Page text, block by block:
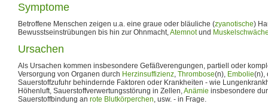
Symptome
Betroffene Menschen zeigen u.a. eine graue oder bläuliche (zyanotische)
Bewusstseinstrübungen bis hin zur Ohnmacht,Atemnotund
Ursachen
Als Ursachen kommen insbesondere Gefäßverengungen, partiell oder
Versorgung von Organen durch Herzinsuffizienz, Thrombose(n), Embolie(n),
Sauerstoffzufuhr behindernde Faktoren oder Krankheiten - wie
Höhenluft, Sauerstoffverwertungsstörung in Zellen,Anämie insbesondere
Sauerstoffbindung an rote Blutkörperchen, usw. - in Frage.